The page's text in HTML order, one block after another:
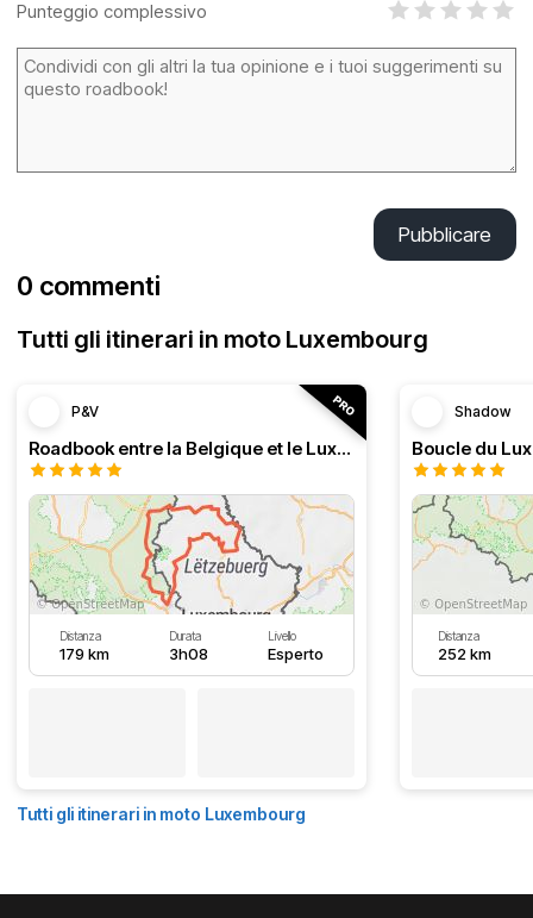
Punteggio complessivo
Pubblicare
0 commenti
Tutti gli itinerari in moto Luxembourg
P&V
Roadbook entre la Belgique et le Luxembourg
Distanza
179 km
Durata
3h08
Livello
Esperto
Shadow
Boucle du
Distanza
252 km
Tutti gli itinerari in moto Luxembourg